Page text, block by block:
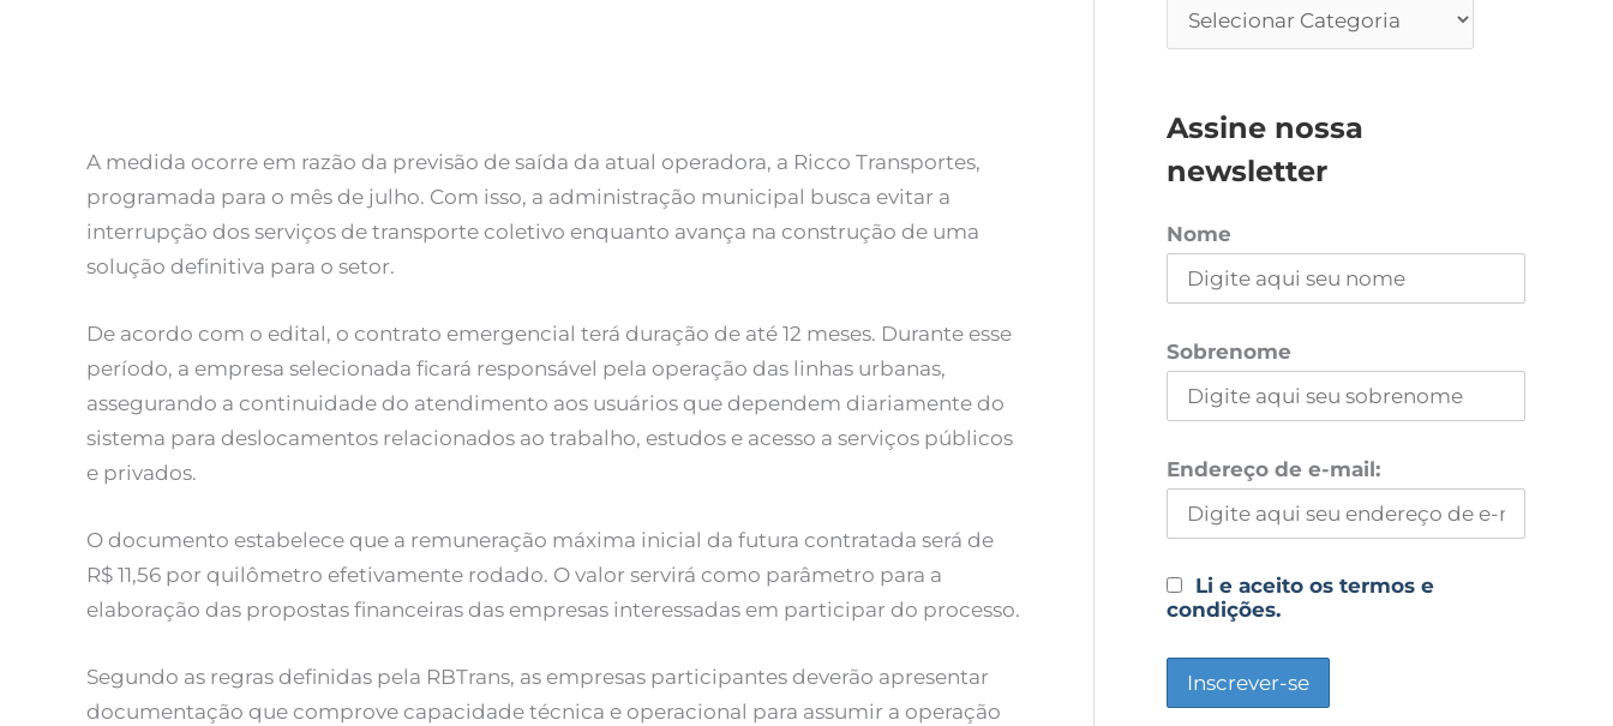
A medida ocorre em razão da previsão de saída da atual operadora, a Ricco Transportes,
programada para o mês de julho. Com isso, a administração municipal busca evitar a
interrupção dos serviços de transporte coletivo enquanto avança na construção de uma
solução definitiva para o setor.
De acordo com o edital, o contrato emergencial terá duração de até 12 meses. Durante esse
período, a empresa selecionada ficará responsável pela operação das linhas urbanas,
assegurando a continuidade do atendimento aos usuários que dependem diariamente do
sistema para deslocamentos relacionados ao trabalho, estudos e acesso a serviços públicos
e privados.
O documento estabelece que a remuneração máxima inicial da futura contratada será de
R$ 11,56 por quilômetro efetivamente rodado. O valor servirá como parâmetro para a
elaboração das propostas financeiras das empresas interessadas em participar do processo.
Segundo as regras definidas pela RBTrans, as empresas participantes deverão apresentar
documentação que comprove capacidade técnica e operacional para assumir a operação
Assine nossa
newsletter
Nome
Sobrenome
Endereço de e-mail:
Li e aceito os termos e
condições.